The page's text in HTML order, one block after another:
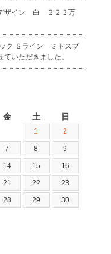
デザイン 白 ３２３万
ク Ｓライン ミトスブ
いただきました。
金 土 日
1 2
7 8 9
14 15 16
21 22 23
28 29 30